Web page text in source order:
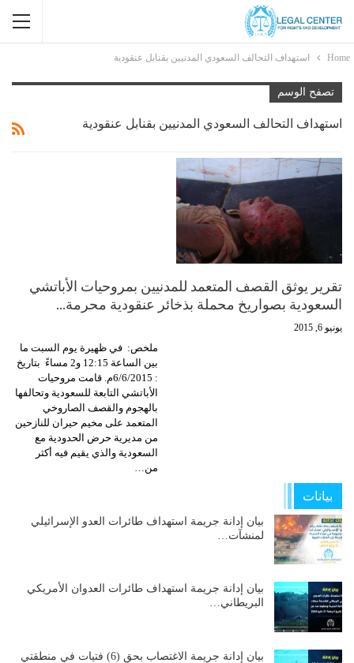
Home استهداف التحالف السعودي المدنيين بقنابل عنقودية
تصفح الوسم
استهداف التحالف السعودي المدنيين بقنابل عنقودية
تقرير يوثق القصف المتعمد للمدنيين بمروحيات الأباتشي
السعودية بصواريخ محملة بذخائر عنقودية محرمة…
يونيو 6, 2015
ملخص: في ظهيرة يوم السبت ما
بين الساعة 12:15 و2 مساءً بتاريخ
: 6/6/2015م. قامت مروحيات
الأباتشي التابعة للسعودية وتحالفها
بالهجوم والقصف الصاروخي
المتعمد على مخيم حيران للنازحين
من مديرية حرض الحدودية مع
السعودية والذي يقيم فيه أكثر
من…
بيانات
بيان إدانة جريمة استهداف طائرات العدو الإسرائيلي
لمنشآت…
بيان إدانة جريمة استهداف طائرات العدوان الأمريكي
البريطاني…
بيان إدانة جريمة الاغتصاب بحق (6) فتيات في منطقتي